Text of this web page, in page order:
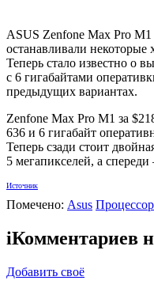
ASUS Zenfone Max Pro
останавливали некоторые
Теперь стало известно о
с 6 гигабайтами
предыдущих вариантах.
Zenfone Max Pro M1 за
636 и 6 гигабайт
Теперь сзади стоит
5 мегапикселей, а
Источник
Помечено: Asus
iКомментариев
Добавить своё